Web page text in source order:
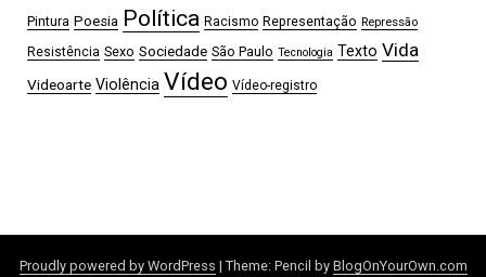
Pintura Poesia Política Racismo Representação Repressão
Resistência Sexo Sociedade São Paulo Tecnologia Texto Vida
Videoarte Violência Vídeo Vídeo-registro
Proudly powered by WordPress | Theme: Pencil by BlogOnYourOwn.com